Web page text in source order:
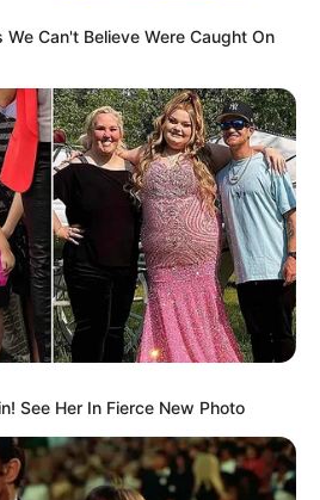
Can't Believe Were Caught On
See Her In Fierce New Photo